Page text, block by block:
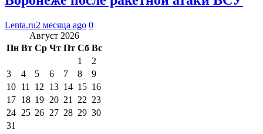
Lenta.ru2 месяца ago 0
Август 2026
Пн Вт Ср Чт Пт Сб Вс
1
2
3
4 5 6 7 8
9
10 11 12 13 14 15 16
17 18 19 20 21 22 23
24 25 26 27 28 29 30
31